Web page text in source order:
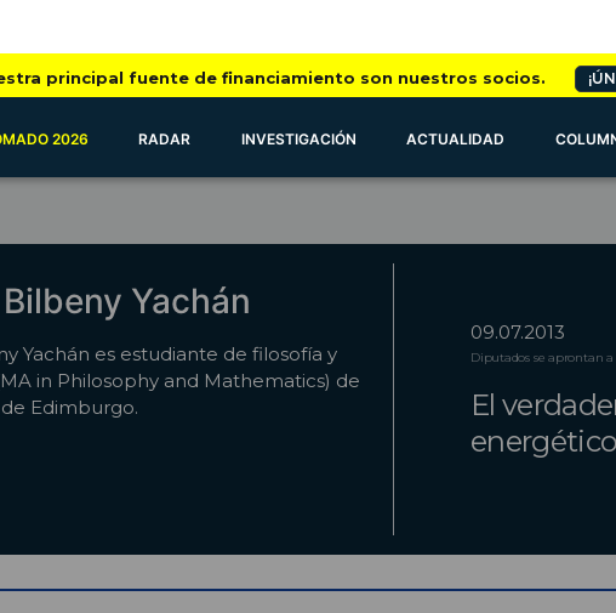
principal fuente de financiamiento son nuestros socios.
2026 RADAR INVESTIGACIÓN ACTUALIDAD
Yachán
Yachán es estudiante de filosofía y
in Philosophy and Mathematics) de
Edimburgo.
09.07.2013
Diputados se aprontan
El